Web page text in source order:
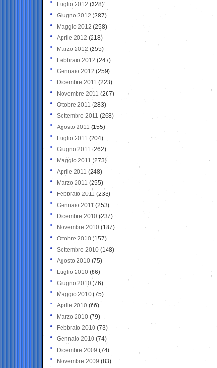
Luglio 2012 (328)
Giugno 2012 (287)
Maggio 2012 (258)
Aprile 2012 (218)
Marzo 2012 (255)
Febbraio 2012 (247)
Gennaio 2012 (259)
Dicembre 2011 (223)
Novembre 2011 (267)
Ottobre 2011 (283)
Settembre 2011 (268)
Agosto 2011 (155)
Luglio 2011 (204)
Giugno 2011 (262)
Maggio 2011 (273)
Aprile 2011 (248)
Marzo 2011 (255)
Febbraio 2011 (233)
Gennaio 2011 (253)
Dicembre 2010 (237)
Novembre 2010 (187)
Ottobre 2010 (157)
Settembre 2010 (148)
Agosto 2010 (75)
Luglio 2010 (86)
Giugno 2010 (76)
Maggio 2010 (75)
Aprile 2010 (66)
Marzo 2010 (79)
Febbraio 2010 (73)
Gennaio 2010 (74)
Dicembre 2009 (74)
Novembre 2009 (83)